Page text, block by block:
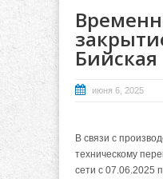
Бийская
июня 6, 2025
В связи с
техническому
сети с 07.06.2025